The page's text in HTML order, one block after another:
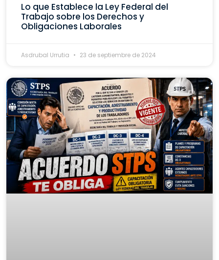
Lo que Establece la Ley Federal del
Trabajo sobre los Derechos y
Obligaciones Laborales
Asdrubal Urrutia 23 de septiembre de 2024